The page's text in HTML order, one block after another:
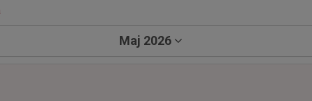
Maj 2026